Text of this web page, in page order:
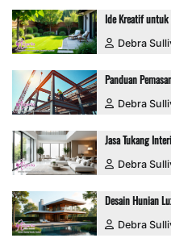
Ide Kreatif untuk
Debra
Panduan
Debra
Jasa Tukang
Debra
Desain Hunian
Debra